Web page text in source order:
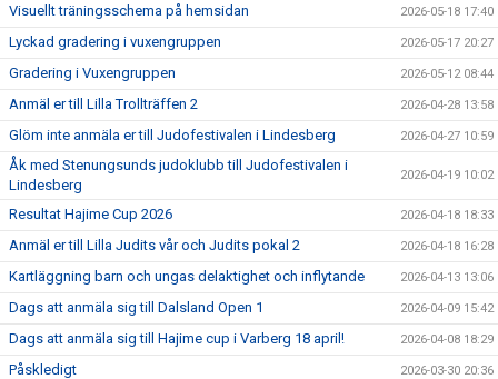
Visuellt träningsschema på hemsidan 2026-05-18 17:40
Lyckad gradering i vuxengruppen 2026-05-17 20:27
Gradering i Vuxengruppen 2026-05-12 08:44
Anmäl er till Lilla Trollträffen 2 2026-04-28 13:58
Glöm inte anmäla er till Judofestivalen i Lindesberg 2026-04-27 10:59
Åk med Stenungsunds judoklubb till Judofestivalen i
Lindesberg
2026-04-19 10:02
Resultat Hajime Cup 2026 2026-04-18 18:33
Anmäl er till Lilla Judits vår och Judits pokal 2 2026-04-18 16:28
Kartläggning barn och ungas delaktighet och inflytande 2026-04-13 13:06
Dags att anmäla sig till Dalsland Open 1 2026-04-09 15:42
Dags att anmäla sig till Hajime cup i Varberg 18 april! 2026-04-08 18:29
Påskledigt 2026-03-30 20:36